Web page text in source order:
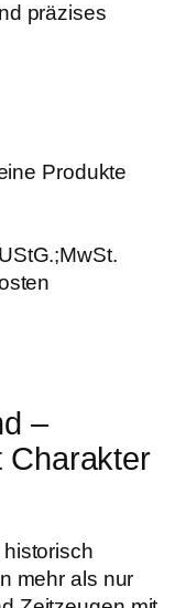
präzises
Produkte
–
Charakter
mehr als nur